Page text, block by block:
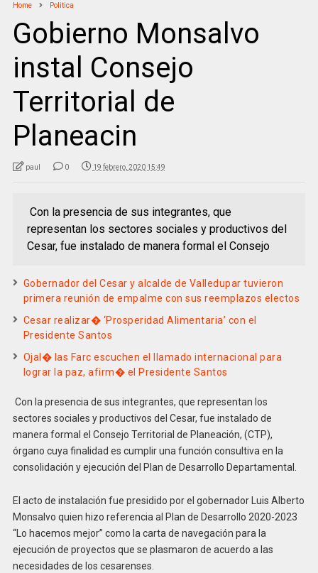
Home Politica
Gobierno Monsalvo
instal Consejo
Territorial de
Planeacin
paul 0 19 febrero, 2020 15:49
Con la presencia de sus integrantes, que
representan los sectores sociales y productivos del
Cesar, fue instalado de manera formal el Consejo
Gobernador del Cesar y alcalde de Valledupar tuvieron
primera reunión de empalme con sus reemplazos electos
Cesar realizar� ‘Prosperidad Alimentaria’ con el
Presidente Santos
Ojal� las Farc escuchen el llamado internacional para
lograr la paz, afirm� el Presidente Santos
Con la presencia de sus integrantes, que representan los
sectores sociales y productivos del Cesar, fue instalado de
manera formal el Consejo Territorial de Planeación, (CTP),
órgano cuya finalidad es cumplir una función consultiva en la
consolidación y ejecución del Plan de Desarrollo Departamental.
El acto de instalación fue presidido por el gobernador Luis Alberto
Monsalvo quien hizo referencia al Plan de Desarrollo 2020-2023
“Lo hacemos mejor” como la carta de navegación para la
ejecución de proyectos que se plasmaron de acuerdo a las
necesidades de los cesarenses.